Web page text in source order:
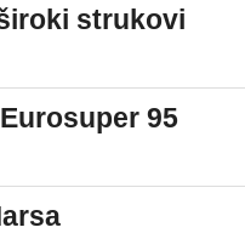
strukovi
95